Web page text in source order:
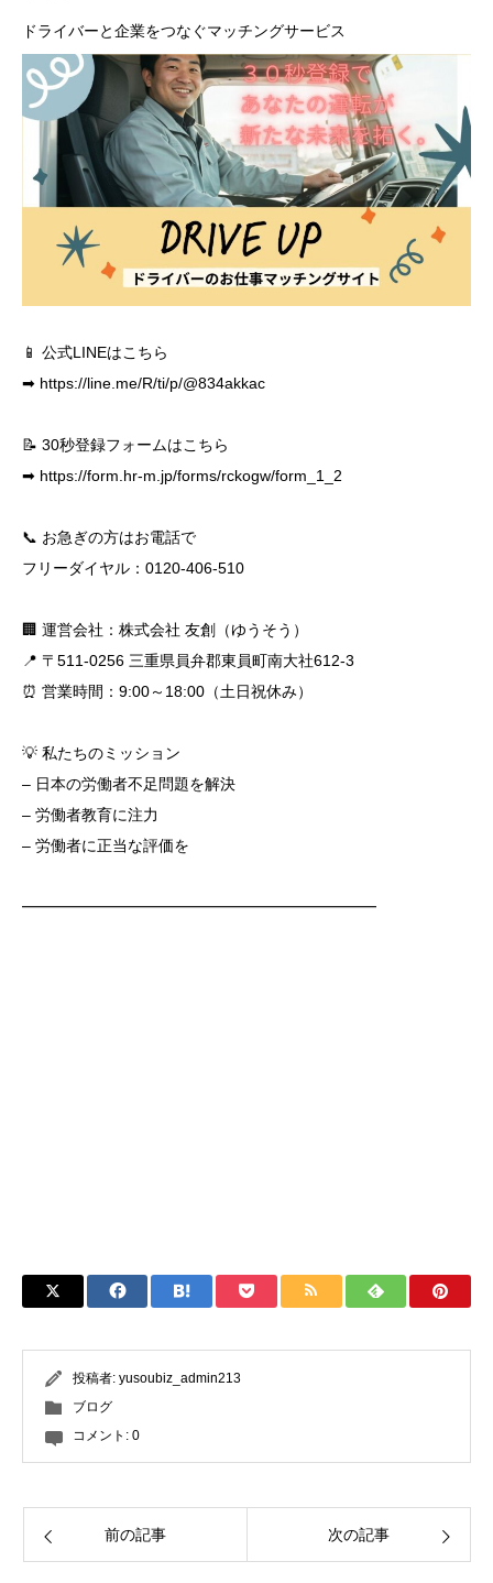
ドライバーと企業をつなぐマッチングサービス
📱 公式LINEはこちら
➡ https://line.me/R/ti/p/@834akkac
📝 30秒登録フォームはこちら
➡ https://form.hr-m.jp/forms/rckogw/form_1_2
📞 お急ぎの方はお電話で
フリーダイヤル：0120-406-510
🏢 運営会社：株式会社 友創（ゆうそう）
📍 〒511-0256 三重県員弁郡東員町南大社612-3
⏰ 営業時間：9:00～18:00（土日祝休み）
💡 私たちのミッション
– 日本の労働者不足問題を解決
– 労働者教育に注力
– 労働者に正当な評価を
━━━━━━━━━━━━━━━━━━━━━━━
投稿者: yusoubiz_admin213
ブログ
コメント: 0
前の記事 次の記事